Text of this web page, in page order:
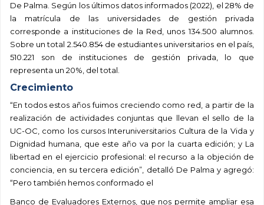
De Palma. Según los últimos datos informados (2022), el 28% de
la matrícula de las universidades de gestión privada
corresponde a instituciones de la Red, unos 134.500 alumnos.
Sobre un total 2.540.854 de estudiantes universitarios en el país,
510.221 son de instituciones de gestión privada, lo que
representa un 20%, del total.
Crecimiento
“En todos estos años fuimos creciendo como red, a partir de la
realización de actividades conjuntas que llevan el sello de la
UC-OC, como los cursos Interuniversitarios Cultura de la Vida y
Dignidad humana, que este año va por la cuarta edición; y La
libertad en el ejercicio profesional: el recurso a la objeción de
conciencia, en su tercera edición”, detalló De Palma y agregó:
“Pero también hemos conformado el
Banco de Evaluadores Externos, que nos permite ampliar esa